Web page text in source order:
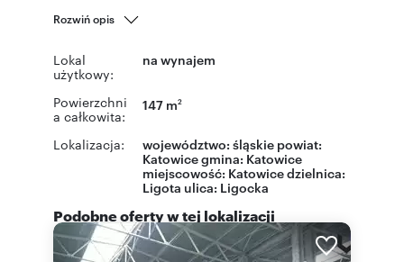
Rozwiń opis
Lokal
użytkowy:
na wynajem
Powierzchni
a całkowita:
147 m2
Lokalizacja: województwo: śląskie powiat:
Katowicegmina: Katowice
miejscowość: Katowicedzielnica:
Ligota ulica: Ligocka
Podobne oferty w tej lokalizacji